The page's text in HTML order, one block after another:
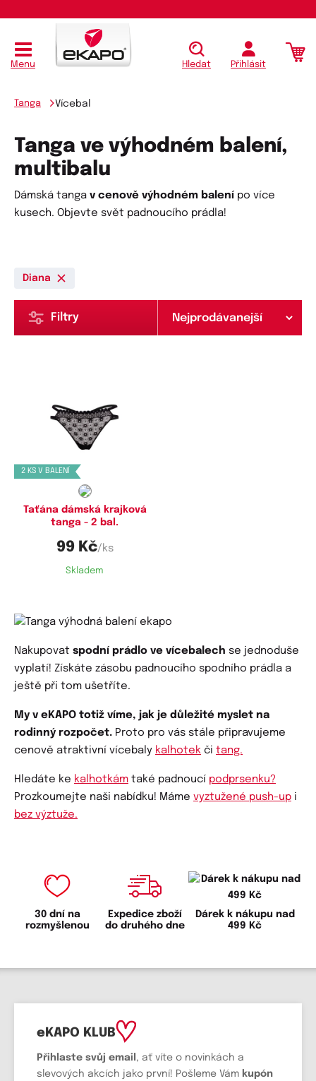
Menu Hledat Přihlásit
Tanga Vícebal
Tanga ve výhodném balení,
multibalu
Dámská tanga v cenově výhodném balení po více
kusech. Objevte svět padnoucího prádla!
Diana
Filtry
2 KS V BALENÍ
Dostupné velikosti:
M,L,XL
Taťána dámská krajková
tanga - 2 bal.
99 Kč/ks
Skladem
Nakupovat spodní prádlo ve vícebalech se jednoduše
vyplatí! Získáte zásobu padnoucího spodního prádla a
ještě při tom ušetříte.
My v eKAPO totiž víme, jak je důležité myslet na
rodinný rozpočet. Proto pro vás stále připravujeme
cenově atraktivní vícebaly kalhotek či tang.
Hledáte ke kalhotkám také padnoucí podprsenku?
Prozkoumejte naši nabídku! Máme vyztužené push-up i
bez výztuže.
30 dní na
rozmyšlenou
Expedice zboží
do druhého dne
Dárek k nákupu nad
499 Kč
eKAPO KLUB
Přihlaste svůj email , ať víte o novinkách a
slevových akcích jako první! Pošleme Vám kupón